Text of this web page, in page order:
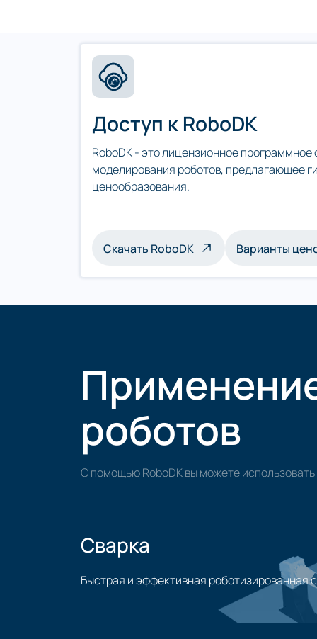
Доступ к RoboDK
RoboDK - это лицензионное
моделирования роботов, предлагающее
ценообразования.
Скачать RoboDK Варианты
роботов
С помощью RoboDK вы можете
Сварка
Быстрая и эффективная роботизированная